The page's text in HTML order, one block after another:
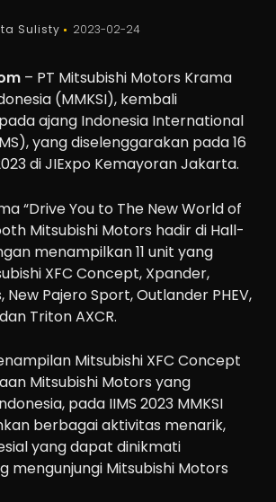
Sulisty 2023-02-24
– PT Mitsubishi Motors Krama
(MMKSI), kembali
ajang Indonesia International
yang diselenggarakan pada 16
di JIExpo Kemayoran Jakarta.
“Drive You to The New World of
Mitsubishi Motors hadir di Hall-
menampilkan 11 unit yang
XFC Concept, Xpander,
New Pajero Sport, Outlander PHEV,
Triton AXCR.
Mitsubishi XFC Concept
Mitsubishi Motors yang
pada IIMS 2023 MMKSI
berbagai aktivitas menarik,
yang dapat dinikmati
mengunjungi Mitsubishi Motors